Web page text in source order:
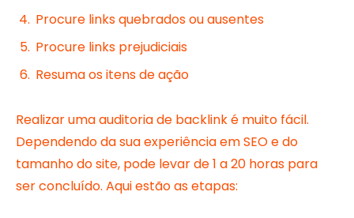
Procure links quebrados ou ausentes
Procure links prejudiciais
Resuma os itens de ação
Realizar uma auditoria de backlink é muito fácil.
Dependendo da sua experiência em SEO e do
tamanho do site, pode levar de 1 a 20 horas para
ser concluído. Aqui estão as etapas: